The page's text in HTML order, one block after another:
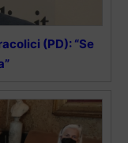
(PD): “Se